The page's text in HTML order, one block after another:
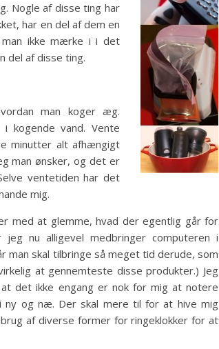
Nogle af disse ting har
har en del af dem en
ikke mærke i i det
del af disse ting.
man koger æg.
kogende vand. Vente
minutter alt afhængigt
man ønsker, og det er
ventetiden har det
mig.
med at glemme, hvad der egentlig går for
nu alligevel medbringer computeren i
man skal tilbringe så meget tid derude, som
at gennemteste disse produkter.) Jeg
det ikke engang er nok for mig at notere
ny og næ. Der skal mere til for at hive mig
af diverse former for ringeklokker for at